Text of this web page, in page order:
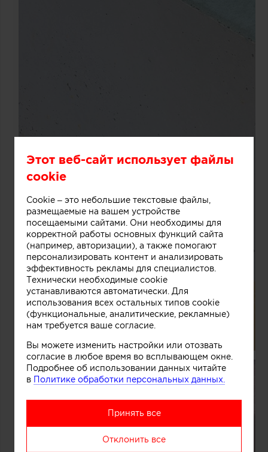
Этот веб-сайт использует файлы
cookie
Cookie – это небольшие текстовые файлы,
размещаемые на вашем устройстве
посещаемыми сайтами. Они необходимы для
корректной работы основных функций сайта
(например, авторизации), а также помогают
персонализировать контент и анализировать
эффективность рекламы для специалистов.
Технически необходимые cookie
устанавливаются автоматически. Для
использования всех остальных типов cookie
(функциональные, аналитические, рекламные)
нам требуется ваше согласие.
Вы можете изменить настройки или отозвать
согласие в любое время во всплывающем окне.
Подробнее об использовании данных читайте
в Политике обработки персональных данных.
Принять все
Отклонить все